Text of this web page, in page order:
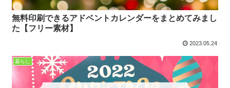
無料印刷できるアドベントカレンダーをまとめてみまし
た【フリー素材】
2023.05.24
暮らし